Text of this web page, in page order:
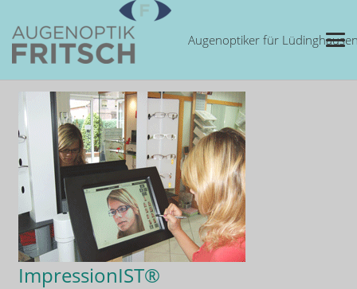
Augenoptiker für
ImpressionIST®